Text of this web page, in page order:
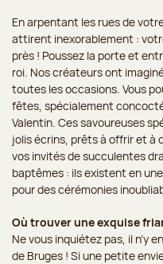
En arpentant les rues de
attirent inexorablement :
près ! Poussez la porte et
roi. Nos créateurs ont
toutes les occasions. Vous
fêtes, spécialement
Valentin. Ces savoureuses
jolis écrins, prêts à offrir et à
vos invités de succulentes
baptêmes : ils existent en
pour des cérémonies
Où trouver une exquise
Ne vous inquiétez pas, il n’y
de Bruges ! Si une petite